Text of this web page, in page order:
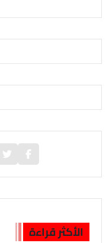
الأكثر قراءة